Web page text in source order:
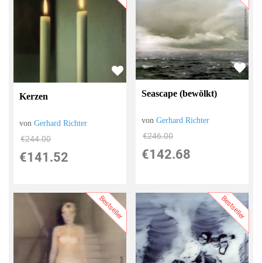
Kerzen
vonGerhard Richter
€244.00
€141.52
Seascape (bewölkt)
vonGerhard Richter
€246.00
€142.68
Bestseller Bestseller